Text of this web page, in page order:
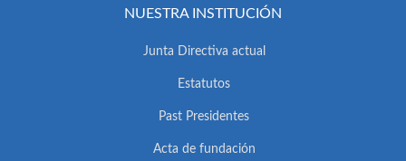
NUESTRA INSTITUCIÓN
Junta Directiva actual
Estatutos
Past Presidentes
Acta de fundación